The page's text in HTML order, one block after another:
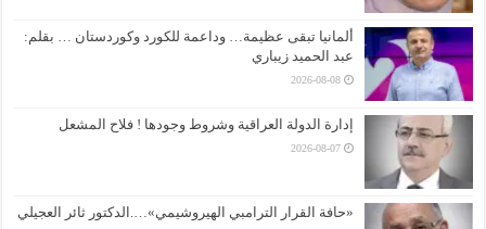
ألمانيا تبقى عظيمة… وداعمة للكورد وكوردستان … بقلم:
عبد الحميد زيباري
2026-08-08
إدارة الدولة العراقية وشروط وجودها ! فلاح المشعل
2026-08-07
«حافة القرار الترامبي الهيروشيمي»….الدكتور ثائر العجيلي